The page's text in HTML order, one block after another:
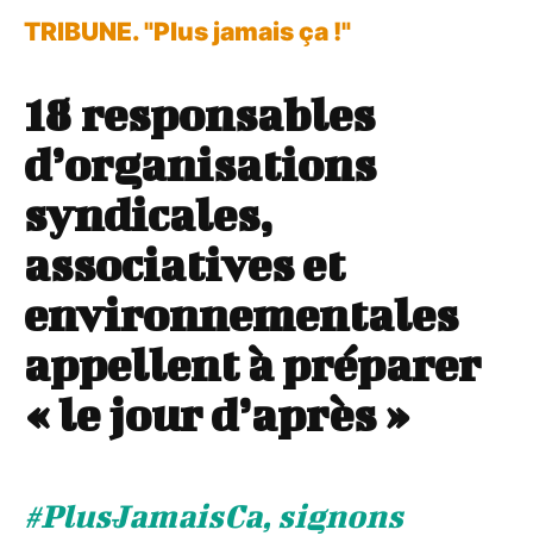
TRIBUNE. "Plus jamais ça !"
18 responsables
d’organisations
syndicales,
associatives et
environnementales
appellent à préparer
« le jour d’après »
#PlusJamaisCa, signons